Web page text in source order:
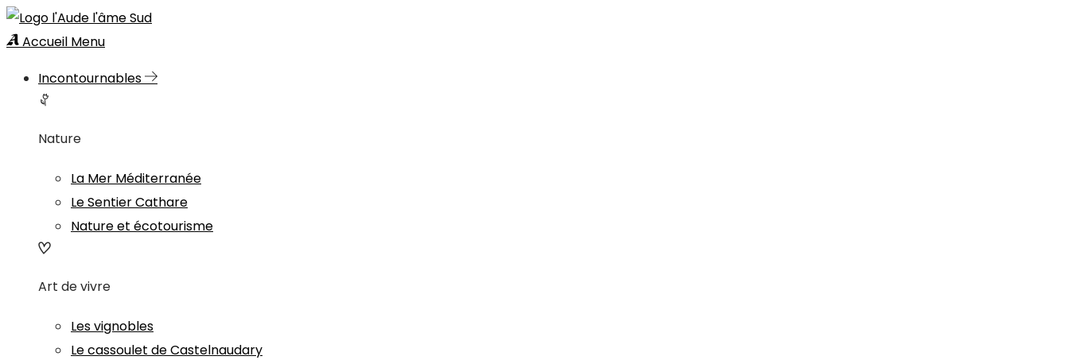
Accueil Menu
Incontournables
Nature
La Mer Méditerranée
Le Sentier Cathare
Nature et écotourisme
Art de vivre
Les vignobles
Le cassoulet de Castelnaudary